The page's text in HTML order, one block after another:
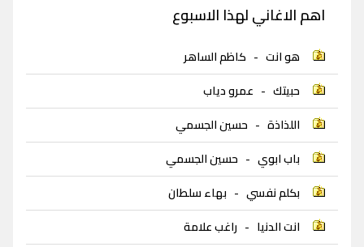
اهم الاغاني لهذا الاسبوع
هو انت - كاظم الساهر
حبيتك - عمرو دياب
اللذاذة - حسين الجسمي
باب ابوي - حسين الجسمي
بكلم نفسي - بهاء سلطان
انت الدنيا - راغب علامة